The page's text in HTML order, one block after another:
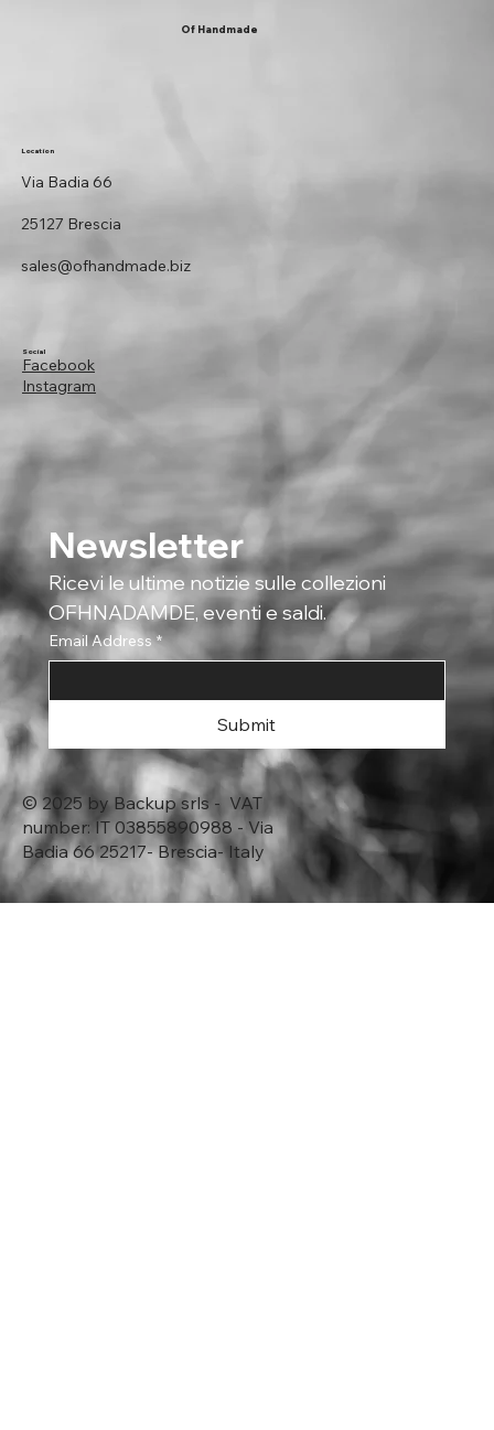
Of Handmade
Location
Via Badia 66
25127 Brescia
sales@ofhandmade.biz
Facebook
Instagram
Social
Newsletter
Ricevi le ultime notizie sulle collezioni
OFHNADAMDE, eventi e saldi.
Email Address *
Submit
© 2025 by Backup srls - VAT
number: IT 03855890988 - Via
Badia 66 25217- Brescia- Italy